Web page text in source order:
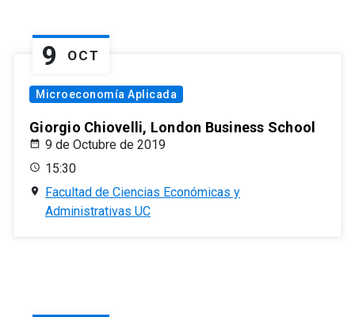
9 OCT
Microeconomía Aplicada
Giorgio Chiovelli, London Business School
9 de Octubre de 2019
15:30
Facultad de Ciencias Económicas y
Administrativas UC